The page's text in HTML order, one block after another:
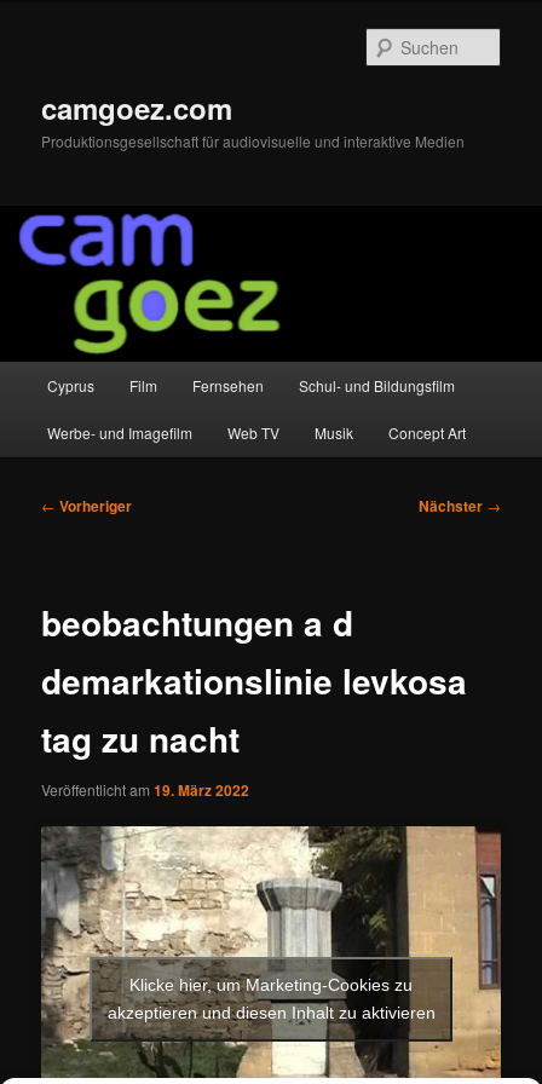
camgoez.com
Produktionsgesellschaft für audiovisuelle und interaktive Medien
Cyprus Film Fernsehen Schul- und Bildungsfilm
Werbe- und Imagefilm Web TV Musik Concept Art
Beitragsnavigation
← Vorheriger Nächster →
beobachtungen a d
demarkationslinie levkosa
tag zu nacht
Veröffentlicht am19. März 2022
Klicke hier, um Marketing-Cookies zu
akzeptieren und diesen Inhalt zu aktivieren